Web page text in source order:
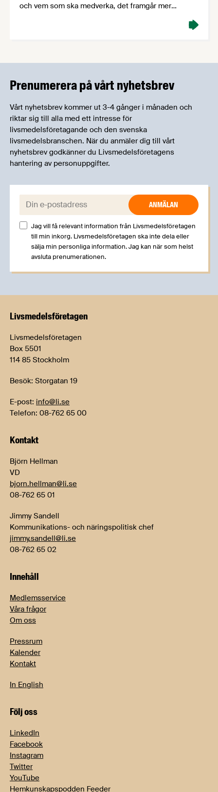
och vem som ska medverka, det framgår mer
Prenumerera på vårt nyhetsbrev
Vårt nyhetsbrev kommer ut 3-4 gånger i månaden och
riktar sig till alla med ett intresse för
livsmedelsföretagande och den svenska
livsmedelsbranschen. När du anmäler dig till vårt
nyhetsbrev godkänner du Livsmedelsföretagens
hantering av personuppgifter.
E-post:
Jag vill få relevant information från Livsmedelsföretagen
till min inkorg. Livsmedelsföretagen ska inte dela eller
sälja min personliga information. Jag kan när som helst
avsluta prenumerationen.
Livsmedels­företagen
Livsmedelsföretagen
Box 5501
114 85 Stockholm
Besök: Storgatan 19
E-post: info@li.se
Telefon: 08-762 65 00
Kontakt
Björn Hellman
VD
bjorn.hellman@li.se
08-762 65 01
Jimmy Sandell
Kommunikations- och näringspolitisk chef
jimmy.sandell@li.se
08-762 65 02
Innehåll
Medlemsservice
Våra frågor
Om oss
Pressrum
Kalender
Kontakt
In English
Följ oss
LinkedIn
Facebook
Instagram
Twitter
YouTube
Hemkunskapspodden Feeder